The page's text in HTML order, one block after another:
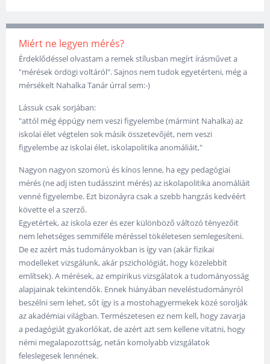
Miért ne legyen mérés?
Érdeklődéssel olvastam a remek stílusban megírt írásművet a
"mérések ördögi voltáról". Sajnos nem tudok egyetérteni, még a
mérsékelt Nahalka Tanár úrral sem:-)
Lássuk csak sorjában:
"attól még éppúgy nem veszi figyelembe (mármint Nahalka) az
iskolai élet végtelen sok másik összetevőjét, nem veszi
figyelembe az iskolai élet, iskolapolitika anomáliáit,"
Nagyon nagyon szomorú és kínos lenne, ha egy pedagógiai
mérés (ne adj isten tudásszint mérés) az iskolapolitika anomáliáit
venné figyelembe. Ezt bizonáyra csak a szebb hangzás kedvéért
követte el a szerző.
Egyetértek, az iskola ezer és ezer különböző változó tényezőit
nem lehetséges semmiféle méréssel tökéletesen semlegesíteni.
De ez azért más tudományokban is így van (akár fizikai
modelleket vizsgálunk, akár pszichológiát, hogy közelebbít
említsek). A mérések, az empirikus vizsgálatok a tudományosság
alapjainak tekintendők. Ennek hiányában neveléstudományról
beszélni sem lehet, sőt így is a mostohagyermekek közé sorolják
az akadémiai világban. Természetesen ez nem kell, hogy zavarja
a pedagógiát gyakorlókat, de azért azt sem kellene vitatni, hogy
némi megalapozottság, netán komolyabb vizsgálatok
feleslegesek lennének.